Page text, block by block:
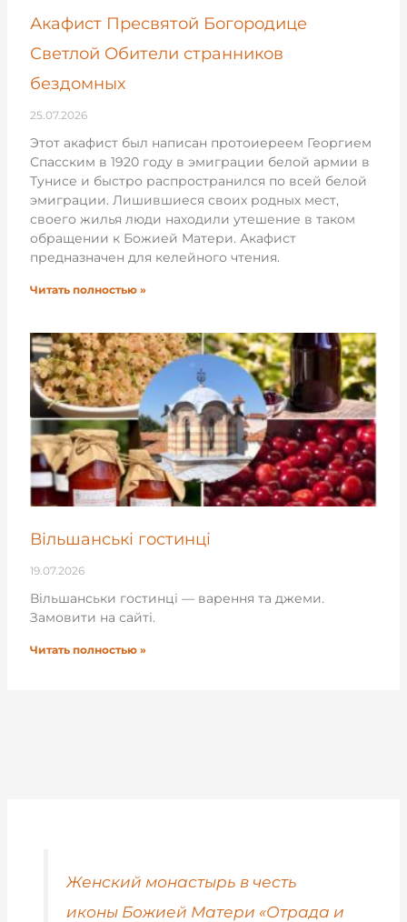
Акафист Пресвятой Богородице
Светлой Обители странников
бездомных
25.07.2026
Этот акафист был написан протоиереем Георгием
Спасским в 1920 году в эмиграции белой армии в
Тунисе и быстро распространился по всей белой
эмиграции. Лишившиеся своих родных мест,
своего жилья люди находили утешение в таком
обращении к Божией Матери. Акафист
предназначен для келейного чтения.
Читать полностью »
Вільшанські гостинці
19.07.2026
Вільшанськи гостинці — варення та джеми.
Замовити на сайті.
Читать полностью »
Женский монастырь в честь
иконы Божией Матери «Отрада и